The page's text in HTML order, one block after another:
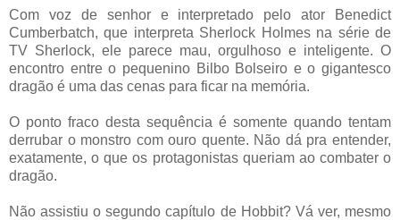
Com voz de senhor e interpretado pelo ator Benedict
Cumberbatch, que interpreta Sherlock Holmes na série de
TV Sherlock, ele parece mau, orgulhoso e inteligente. O
encontro entre o pequenino Bilbo Bolseiro e o gigantesco
dragão é uma das cenas para ficar na memória.
O ponto fraco desta sequência é somente quando tentam
derrubar o monstro com ouro quente. Não dá pra entender,
exatamente, o que os protagonistas queriam ao combater o
dragão.
Não assistiu o segundo capítulo de Hobbit? Vá ver, mesmo